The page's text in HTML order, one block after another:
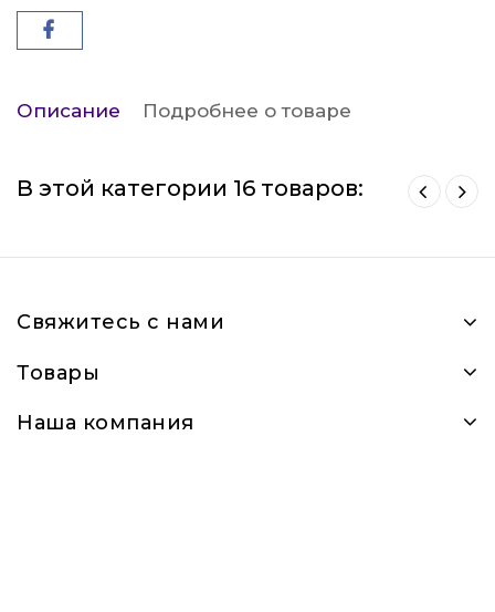
Описание Подробнее о товаре
В этой категории 16 товаров:
Свяжитесь с нами
Товары
Наша компания